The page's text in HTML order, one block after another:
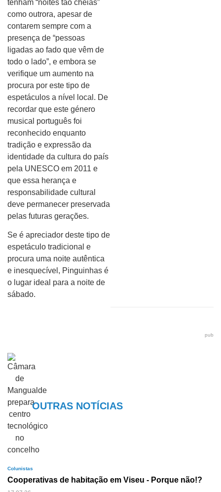
tenham “noites tão cheias”
como outrora, apesar de
contarem sempre com a
presença de “pessoas
ligadas ao fado que vêm de
todo o lado”, e embora se
verifique um aumento na
procura por este tipo de
espetáculos a nível local. De
recordar que este género
musical português foi
reconhecido enquanto
tradição e expressão da
identidade da cultura do país
pela UNESCO em 2011 e
que essa herança e
responsabilidade cultural
deve permanecer preservada
pelas futuras gerações.
Se é apreciador deste tipo de
espetáculo tradicional e
procura uma noite autêntica
e inesquecível, Pinguinhas é
o lugar ideal para a noite de
sábado.
pub
OUTRAS NOTÍCIAS
Colunistas
Cooperativas de habitação em Viseu - Porque não!?